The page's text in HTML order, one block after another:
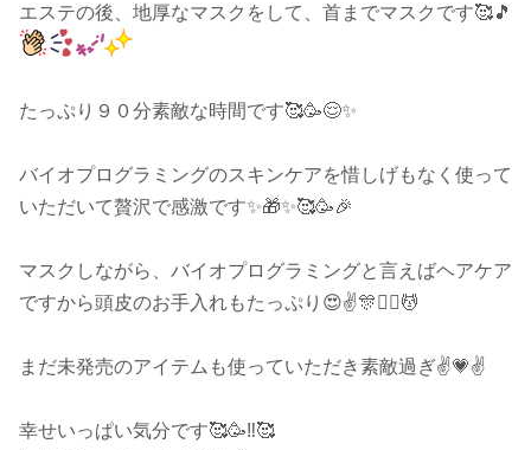
エステの後、地厚なマスクをして、首までマスクです🥰🎵
たっぷり９０分素敵な時間です🥰🥳😌✨
バイオプログラミングのスキンケアを惜しげもなく使って
いただいて贅沢で感激です✨🎁✨🥰🥳🎉
マスクしながら、バイオプログラミングと言えばヘアケア
ですから頭皮のお手入れもたっぷり😍✌️🎊💆‍♀️💆
まだ未発売のアイテムも使っていただき素敵過ぎ✌️💗✌️
幸せいっぱい気分です🥰🥳‼️🥰